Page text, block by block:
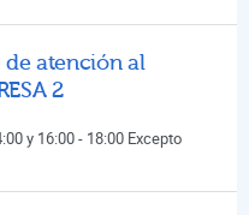
atención al
2
y 16:00 - 18:00 Excepto